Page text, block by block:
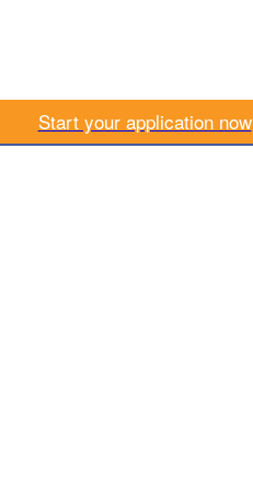
Start your application now